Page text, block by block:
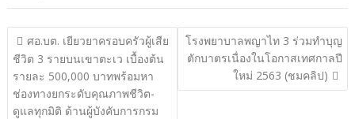
แนะแนว
เรื่อง
ศอ.บต. เยียวยาครอบครัวผู้เสีย
ชีวิต 3 รายบนเขาตะเว เบื้องต้น
รายละ 500,000 บาทพร้อมหา
ช่องทางยกระดับคุณภาพชีวิต-
ดูแลทุกมิติ ด้านผู้บังคับการกรม
โรงพยาบาลพญาไท 3 ร่วมทำบุญ
ตักบาตรเนื่องในโอกาสเทศกาลปี
ใหม่ 2563 (ชมคลิป)